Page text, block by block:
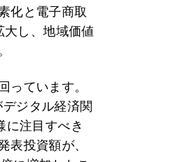
化と電子商取
し、地域価値
っています。
デジタル経済関
に注目すべき
表投資額が、